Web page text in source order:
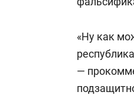
«Ну как
—